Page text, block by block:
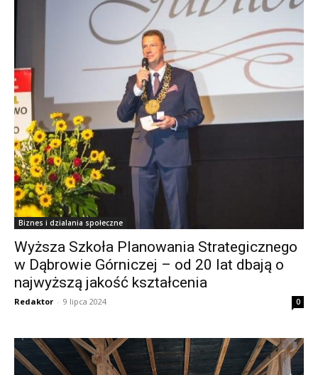
Biznes i dzialania społeczne
Wyższa Szkoła Planowania Strategicznego
w Dąbrowie Górniczej – od 20 lat dbają o
najwyższą jakość kształcenia
Redaktor - 9 lipca 2024 0